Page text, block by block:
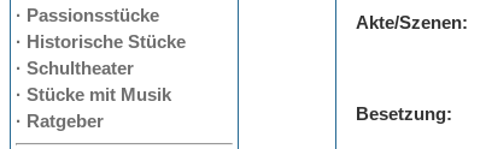
· Passionsstücke
· Historische Stücke
· Schultheater
· Stücke mit Musik
· Ratgeber
Akte/Szenen:
Besetzung: